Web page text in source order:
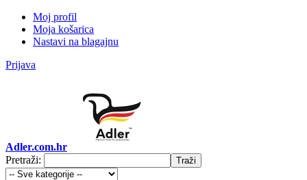
Moj profil
Moja košarica
Nastavi na blagajnu
Prijava
Adler.com.hr
Pretraži:
Traži